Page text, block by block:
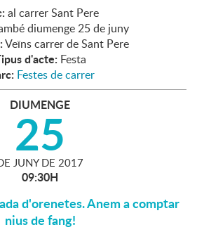
al carrer Sant Pere
diumenge 25 de juny
Veïns carrer de Sant Pere
d'acte: Festa
Festes de carrer
DIUMENGE
25
JUNY DE 2017
09:30H
d'orenetes. Anem a comptar
nius de fang!